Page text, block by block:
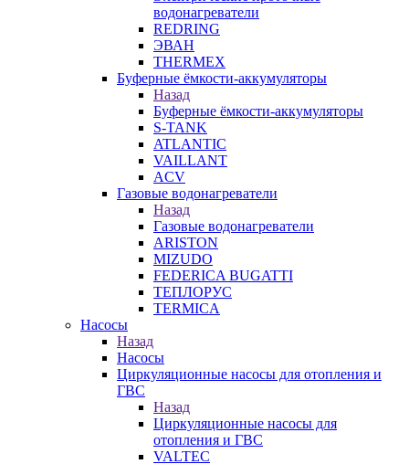
водонагреватели
REDRING
ЭВАН
THERMEX
Буферные ёмкости-аккумуляторы
Назад
Буферные ёмкости-аккумуляторы
S-TANK
ATLANTIC
VAILLANT
ACV
Газовые водонагреватели
Назад
Газовые водонагреватели
ARISTON
MIZUDO
FEDERICA BUGATTI
ТЕПЛОРУС
TERMICA
Насосы
Назад
Насосы
Циркуляционные насосы для отопления и
ГВС
Назад
Циркуляционные насосы для
отопления и ГВС
VALTEC